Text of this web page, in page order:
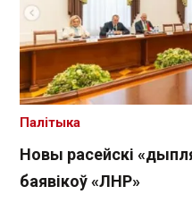
Новы расейскі
баявікоў «ЛНР»
Палітыка